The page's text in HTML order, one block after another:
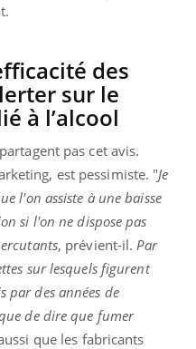
des
sur le
à l’alcool
pas cet avis.
est pessimiste. "Je
l'on assiste à une baisse
si l'on ne dispose pas
, prévient-il. Par
sur lesquels figurent
par des années de
de dire que fumer
que les fabricants